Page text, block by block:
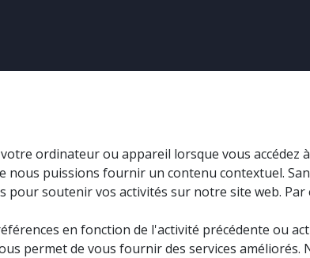
ordinateur ou appareil lorsque vous accédez
puissions fournir un contenu contextuel.
soutenir vos activités sur notre site web. Par
en fonction de l'activité précédente ou
permet de vous fournir des services améliorés.